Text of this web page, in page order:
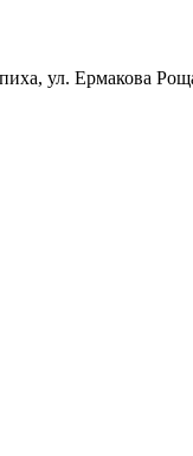
ул. Ермакова